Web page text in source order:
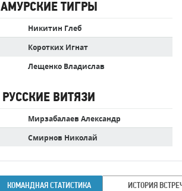
АМУРСКИЕ ТИГРЫ
Никитин Глеб
Коротких Игнат
Лещенко Владислав
РУССКИЕ ВИТЯЗИ
Мирзабалаев Александр
Смирнов Николай
КОМАНДНАЯ СТАТИСТИКА ИСТОРИЯ